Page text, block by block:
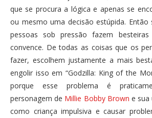
que se procura a lógica e apenas se
ou mesmo uma decisão estúpida. Então
pessoas sob pressão fazem
convence. De todas as coisas que os
fazer, escolhem justamente a mais
engolir isso em “Godzilla: King of the
porque esse problema é
personagem de Millie Bobby Brown e sua
como criança impulsiva e causar